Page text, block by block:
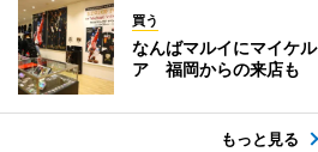
買う
なんばマルイにマイケ
ア 福岡からの来店も
もっと見る